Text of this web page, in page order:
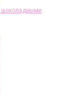
шоколадными